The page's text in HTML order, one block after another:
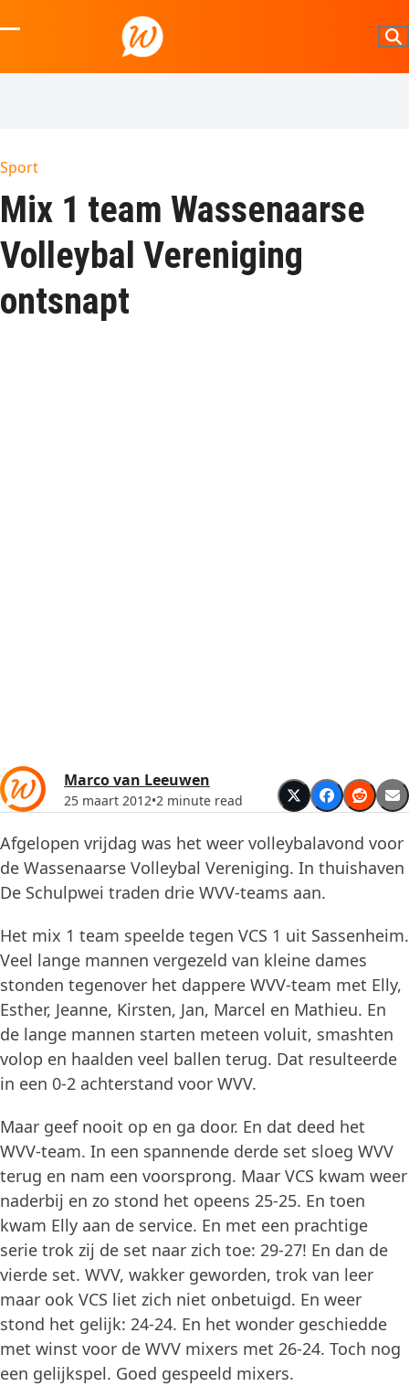
to
mobile
mobile
Sport
Mix 1 team Wassenaarse
Volleybal Vereniging
ontsnapt
Marco van Leeuwen
25 maart 2012•2 minute read
Afgelopen vrijdag was het weer volleybalavond voor
de Wassenaarse Volleybal Vereniging. In thuishaven
De Schulpwei traden drie WVV-teams aan.
Het mix 1 team speelde tegen VCS 1 uit Sassenheim.
Veel lange mannen vergezeld van kleine dames
stonden tegenover het dappere WVV-team met Elly,
Esther, Jeanne, Kirsten, Jan, Marcel en Mathieu. En
de lange mannen starten meteen voluit, smashten
volop en haalden veel ballen terug. Dat resulteerde
in een 0-2 achterstand voor WVV.
Maar geef nooit op en ga door. En dat deed het
WVV-team. In een spannende derde set sloeg WVV
terug en nam een voorsprong. Maar VCS kwam weer
naderbij en zo stond het opeens 25-25. En toen
kwam Elly aan de service. En met een prachtige
serie trok zij de set naar zich toe: 29-27! En dan de
vierde set. WVV, wakker geworden, trok van leer
maar ook VCS liet zich niet onbetuigd. En weer
stond het gelijk: 24-24. En het wonder geschiedde
met winst voor de WVV mixers met 26-24. Toch nog
een gelijkspel. Goed gespeeld mixers.